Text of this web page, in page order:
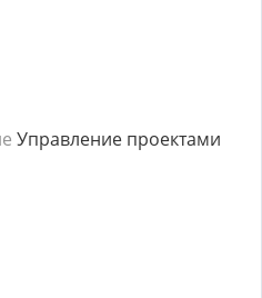
Управление проектами